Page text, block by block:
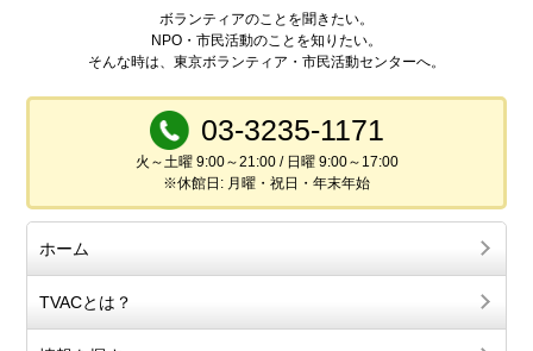
ボランティアのことを聞きたい。
NPO・市民活動のことを知りたい。
そんな時は、東京ボランティア・市民活動センターへ。
03-3235-1171
火～土曜 9:00～21:00 / 日曜 9:00～17:00
※休館日: 月曜・祝日・年末年始
ホーム
TVACとは？